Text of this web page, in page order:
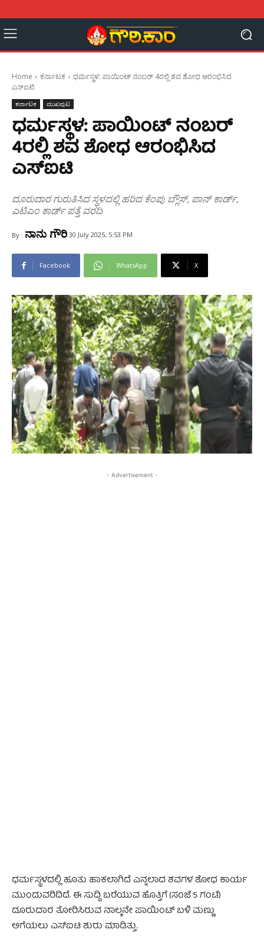
Home ಕರ್ನಾಟಕ
ಧರ್ಮಸ್ಥಳ: ಪಾಯಿಂಟ್ ನಂಬರ್ 4ರಲ್ಲಿ ಶವ ಶೋಧ ಆರಂಭಿಸಿದ
ಎಸ್ಐಟಿ
ಕರ್ನಾಟಕ ಮುಖಪುಟ
ಧರ್ಮಸ್ಥಳ: ಪಾಯಿಂಟ್ ನಂಬರ್
4ರಲ್ಲಿ ಶವ ಶೋಧ ಆರಂಭಿಸಿದ
ಎಸ್ಐಟಿ
ದೂರುದಾರ ಗುರುತಿಸಿದ ಸ್ಥಳದಲ್ಲಿ ಹರಿದ ಕೆಂಪು ಬ್ಲೌಸ್, ಪಾನ್ ಕಾರ್ಡ್,
ಎಟಿಎಂ ಕಾರ್ಡ್ ಪತ್ತೆ ವರದಿ
By : ನಾನು ಗೌರಿ 30 July 2025, 5:53 PM
Facebook WhatsApp X
- Advertisement -
ಧರ್ಮಸ್ಥಳದಲ್ಲಿ ಹೂತು ಹಾಕಲಾಗಿದೆ ಎನ್ನಲಾದ ಶವಗಳ ಶೋಧ ಕಾರ್ಯ
ಮುಂದುವರಿದಿದೆ. ಈ ಸುದ್ದಿ ಬರೆಯುವ ಹೊತ್ತಿಗೆ (ಸಂಜೆ 5 ಗಂಟೆ)
ದೂರುದಾರ ತೋರಿಸಿರುವ ನಾಲ್ಕನೇ ಪಾಯಿಂಟ್ ಬಳಿ ಮಣ್ಣು
ಅಗೆಯಲು ಎಸ್‌ಐಟಿ ಶುರು ಮಾಡಿತ್ತು.